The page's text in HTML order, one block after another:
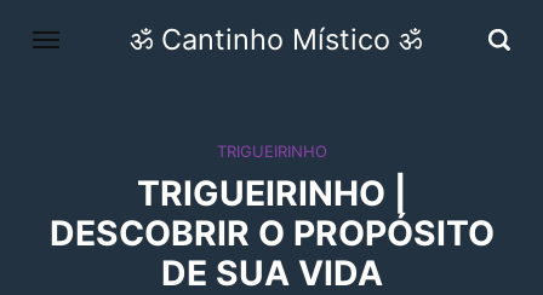
ॐ Cantinho Místico ॐ
TRIGUEIRINHO
TRIGUEIRINHO |
DESCOBRIR O PROPÓSITO
DE SUA VIDA